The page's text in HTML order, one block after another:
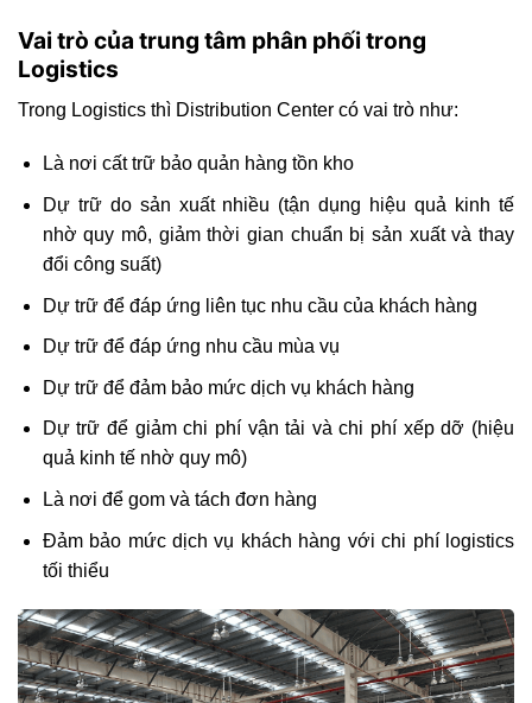
Vai trò của trung tâm phân phối trong
Logistics
Trong Logistics thì Distribution Center có vai trò như:
Là nơi cất trữ bảo quản hàng tồn kho
Dự trữ do sản xuất nhiều (tận dụng hiệu quả kinh tế
nhờ quy mô, giảm thời gian chuẩn bị sản xuất và thay
đổi công suất)
Dự trữ để đáp ứng liên tục nhu cầu của khách hàng
Dự trữ để đáp ứng nhu cầu mùa vụ
Dự trữ để đảm bảo mức dịch vụ khách hàng
Dự trữ để giảm chi phí vận tải và chi phí xếp dỡ (hiệu
quả kinh tế nhờ quy mô)
Là nơi để gom và tách đơn hàng
Đảm bảo mức dịch vụ khách hàng với chi phí logistics
tối thiểu